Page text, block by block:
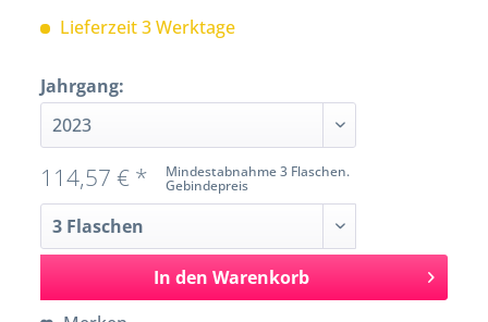
Lieferzeit 3 Werktage
Jahrgang:
Mindestabnahme 3 Flaschen.
Gebindepreis
114,57 € *
In den Warenkorb